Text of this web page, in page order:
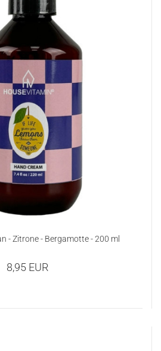
- Zitrone - Bergamotte - 200 ml
8,95 EUR